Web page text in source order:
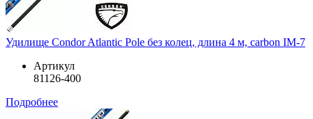
Удилище Condor Atlantic Pole без колец, длина 4 м, carbon IM-7
Артикул
81126-400
Подробнее